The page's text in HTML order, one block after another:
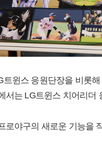
윈스 응원단장을 비롯
서는 LG트윈스 치어리더
로야구의 새로운 기능을